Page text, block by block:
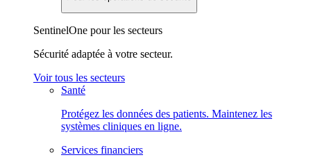
SentinelOne pour les secteurs
Sécurité adaptée à votre secteur.
Voir tous les secteurs
Santé
Protégez les données des patients. Maintenez les
systèmes cliniques en ligne.
Services financiers